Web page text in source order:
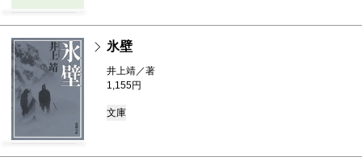
氷壁
井上靖／著
1,155円
文庫